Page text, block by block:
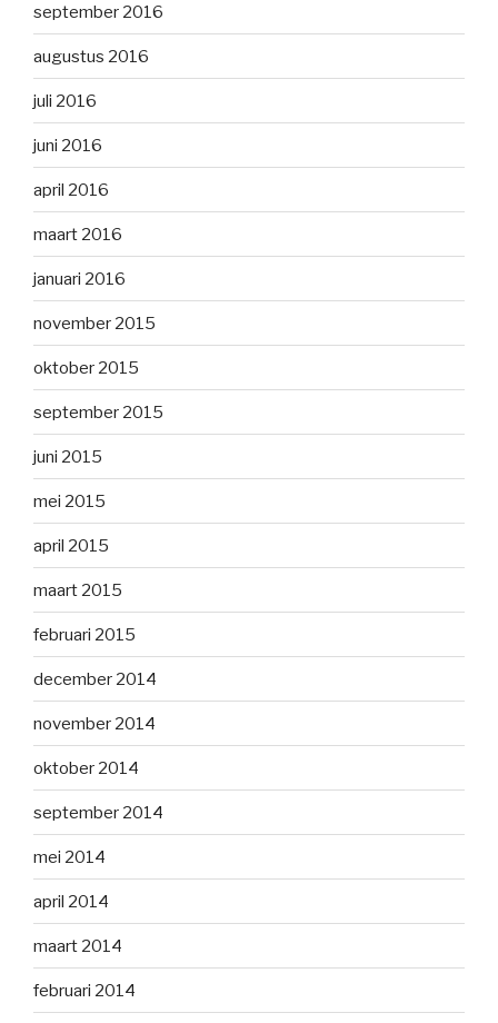
september 2016
augustus 2016
juli 2016
juni 2016
april 2016
maart 2016
januari 2016
november 2015
oktober 2015
september 2015
juni 2015
mei 2015
april 2015
maart 2015
februari 2015
december 2014
november 2014
oktober 2014
september 2014
mei 2014
april 2014
maart 2014
februari 2014